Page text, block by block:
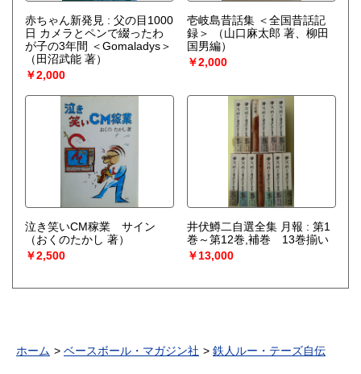
赤ちゃん新発見 : 父の目1000
日 カメラとペンで綴ったわ
が子の3年間 ＜Gomaladys＞
（田沼武能 著）
￥2,000
壱岐島昔話集 ＜全国昔話記
録＞
（山口麻太郎 著、柳田
国男編）
￥2,000
泣き笑いCM稼業 サイン
（おくのたかし 著）
￥2,500
井伏鱒二自選全集 月報 : 第1
巻～第12巻,補巻 13巻揃い
￥13,000
ホーム ベースボール・マガジン社 鉄人ルー・テーズ自伝